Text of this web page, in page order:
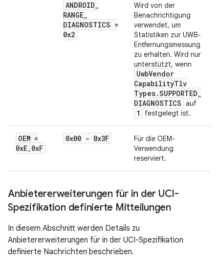
ANDROID_
RANGE_
DIAGNOSTICS =
0x2
Wird von der
Benachrichtigung
verwendet, um
Statistiken zur UWB-
Entfernungsmessung
zu erhalten. Wird nur
unterstützt, wenn
UwbVendor
CapabilityTlv
Types.SUPPORTED_
DIAGNOSTICS auf
1 festgelegt ist.
OEM =
0xE, 0xF
0x00 - 0x3F
Für die OEM-
Verwendung
reserviert.
Anbietererweiterungen für in der UCI-
Spezifikation definierte Mitteilungen
In diesem Abschnitt werden Details zu
Anbietererweiterungen für in der UCI-Spezifikation
definierte Nachrichten beschrieben.